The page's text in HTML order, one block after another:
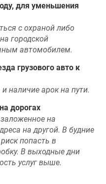
для уменьшения
с охраной либо
городской
автомобилем.
грузового авто к
наличие арок на пути.
дорогах
на
на другой. В будние
попасть в
В выходные дни
услуг выше.